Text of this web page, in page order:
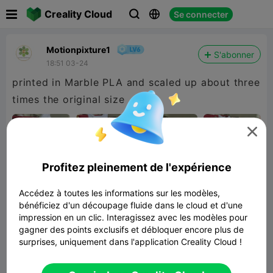
Creality Cloud   Se connecter
Motionpixture1
18:51 03-24
S'abonner
printed in Marble PLA and scaled up about three
times the original size

Profitez pleinement de l'expérience
Accédez à toutes les informations sur les modèles,
bénéficiez d'un découpage fluide dans le cloud et d'une
impression en un clic. Interagissez avec les modèles pour
gagner des points exclusifs et débloquer encore plus de
surprises, uniquement dans l'application Creality Cloud !